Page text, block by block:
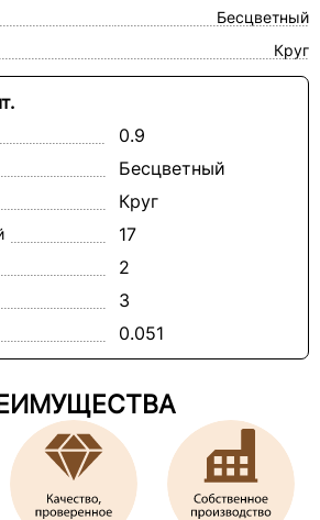
Бесцветный
Круг
0.9
Бесцветный
Круг
17
2
3
0.051